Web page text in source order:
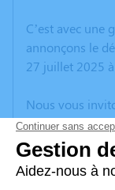
C’est avec une
annonçons le
27 juillet 2025
Nous vous
vos
anecdote ou
poèmes ou des
d'expression